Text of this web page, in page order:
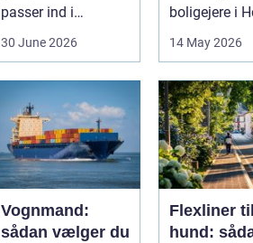
passer ind i
godstransp...
30 June 2026
boligejere i
ønsker at
14 May 2026
Vognmand:
sådan vælger du
Flexliner til
hund: